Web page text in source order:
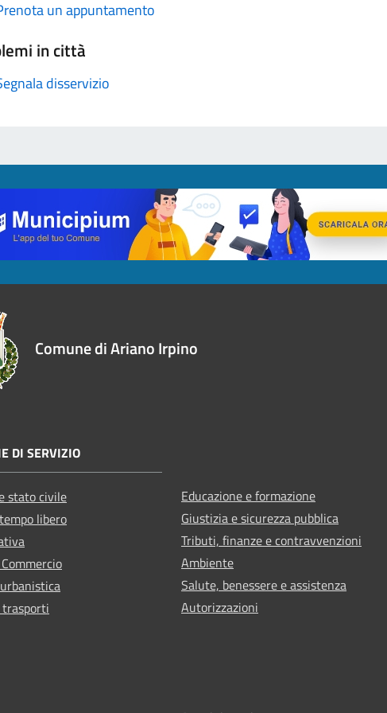
un appuntamento
in città
disservizio
Comune di Ariano Irpino
DI SERVIZIO
stato civile
libero
Educazione e formazione
Giustizia e sicurezza pubblica
Tributi, finanze e contravvenzioni
Ambiente
Salute, benessere e assistenza
Autorizzazioni